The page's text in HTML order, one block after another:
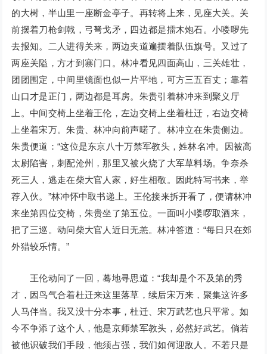
的大树，半山里一座断金亭子。再转将上来，见座大关。关
前摆着刀枪剑戟，弓弩戈矛，四边都是擂木炮石。小喽啰先
去报知。二人进得关来，两边夹道遍摆着队伍旗号。又过了
两座关隘，方才到寨门口。林冲看见四面高山，三关雄壮，
团团围定，中间里镜面也似一片平地，可方三五百丈；靠着
山口才是正门，两边都是耳房。朱贵引着林冲来到聚义厅
上。中间交椅上坐着王伦，左边交椅上坐着杜迁，右边交椅
上坐着宋万。朱贵、林冲向前声喏了。林冲立在朱贵侧边。
朱贵便道：“这位是东京八十万禁军教头，姓林名冲。因被高
太尉陷害，刺配沧州，那里又被火烧了大军草料场。争奈杀
死三人，逃走在柴大官人家，好生相敬。因此特写书来，举
荐入伙。”林冲怀中取书递上。王伦接来拆开看了，便请林冲
来坐第四位交椅，朱贵坐了第五位。一面叫小喽啰取酒来，
把了三巡。动问柴大官人近日无恙。林冲答道：“每日只在郊
外猎较乐情。”
王伦动问了一回，蓦地寻思道：“我却是个不及第的秀
才，因鸟气合着杜迁来这里落草，续后宋万来，聚集这许多
人马伴当。我又没十分本事，杜迁、宋万武艺也只平常。如
今不争添了这个人，他是京师禁军教头，必然好武艺。倘若
被他识破我们手段，他须占强，我们如何迎敌人。不若只是